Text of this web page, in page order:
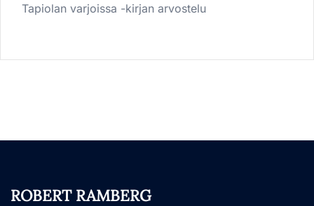
Tapiolan varjoissa -kirjan arvostelu
ROBERT RAMBERG